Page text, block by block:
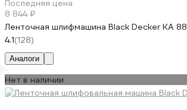
Последняя цена
8 844 ₽
Ленточная шлифмашина Black Decker KA 88
4.1(128)
Аналоги
Нет в наличии